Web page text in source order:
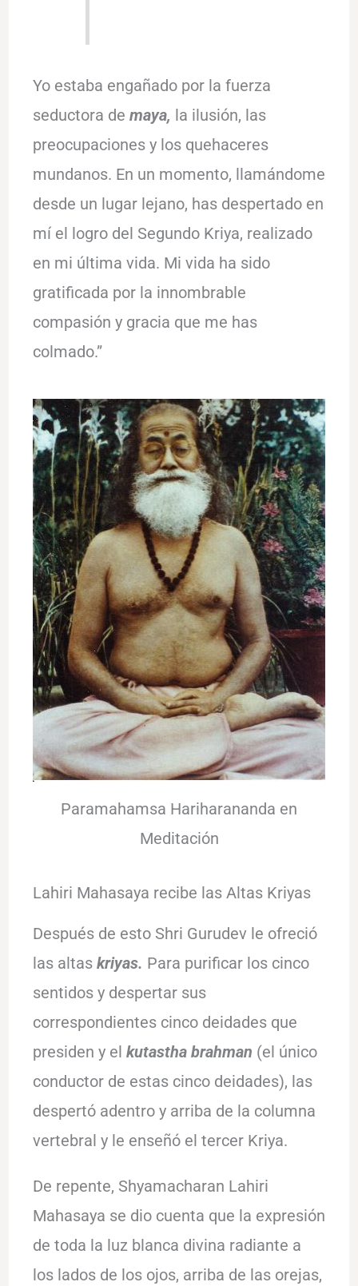
Yo estaba engañado por la fuerza
seductora de maya, la ilusión, las
preocupaciones y los quehaceres
mundanos. En un momento, llamándome
desde un lugar lejano, has despertado en
mí el logro del Segundo Kriya, realizado
en mi última vida. Mi vida ha sido
gratificada por la innombrable
compasión y gracia que me has
colmado.”
Paramahamsa Hariharananda en
Meditación
Lahiri Mahasaya recibe las Altas Kriyas
Después de esto Shri Gurudev le ofreció
las altas kriyas. Para purificar los cinco
sentidos y despertar sus
correspondientes cinco deidades que
presiden y el kutastha brahman (el único
conductor de estas cinco deidades), las
despertó adentro y arriba de la columna
vertebral y le enseñó el tercer Kriya.
De repente, Shyamacharan Lahiri
Mahasaya se dio cuenta que la expresión
de toda la luz blanca divina radiante a
los lados de los ojos, arriba de las orejas,